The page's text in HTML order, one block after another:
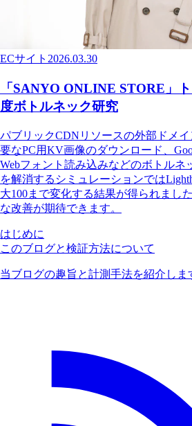
ECサイト 2026.03.30
「SANYO ONLINE STORE」
度ボトルネック研究
パブリックCDNリソースの外部ドメ
要なPC用KV画像のダウンロード、
Webフォント読み込みなどのボトルネ
を解消するシミュレーションでは
大100まで変化する結果が得られまし
な改善が期待できます。
はじめに
このブログと検証方法について
当ブログの趣旨と計測手法を紹介しま